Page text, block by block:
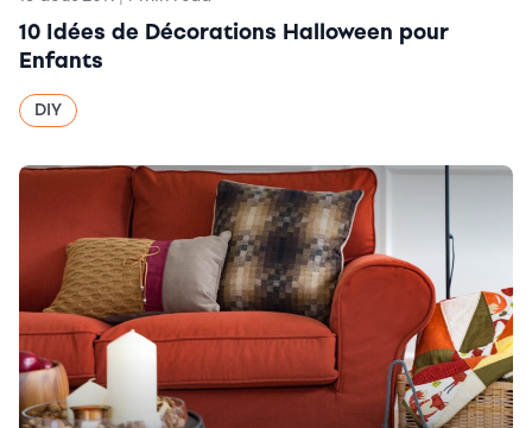
10 Idées de Décorations Halloween pour
Enfants
DIY